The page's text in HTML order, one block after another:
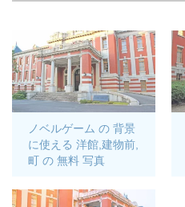
ノベルゲーム の 背景
に使える 洋館,建物前,
町 の 無料 写真